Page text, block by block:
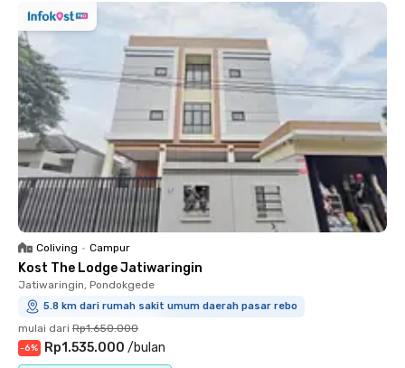
Coliving • Campur
Kost The Lodge Jatiwaringin
Jatiwaringin, Pondokgede
5.8 km dari rumah sakit umum daerah pasar rebo
mulai dari Rp1.650.000
-6% Rp1.535.000 /bulan